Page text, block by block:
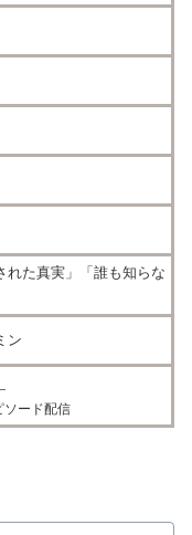
れた真実」「誰も知らな
ン
ソード配信